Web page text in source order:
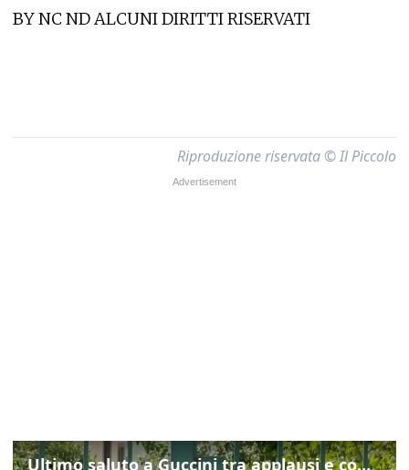
BY NC ND ALCUNI DIRITTI RISERVATI
Riproduzione riservata © Il Piccolo
Ultimo saluto a Guccini tra applausi e commozione a Pavana